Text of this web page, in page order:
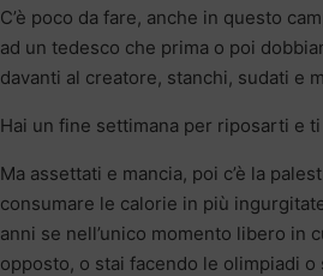
C’è poco da fare, anche in questo
ad un tedesco che prima o poi
davanti al creatore, stanchi, sudati e
Hai un fine settimana per riposarti e
Ma assettati e mancia, poi c’è la
consumare le calorie in più
anni se nell’unico momento libero in
opposto, o stai facendo le olimpiadi